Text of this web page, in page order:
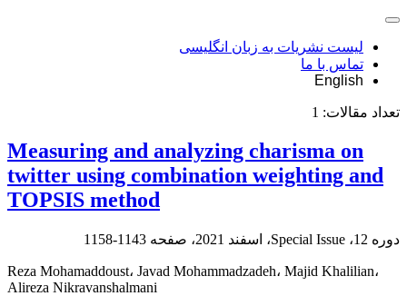
لیست نشریات به زبان انگلیسی
تماس با ما
English
تعداد مقالات: 1
Measuring and analyzing charisma on
twitter using combination weighting and
TOPSIS method
دوره 12، Special Issue، اسفند 2021، صفحه 1143-1158
Reza Mohamaddoust، Javad Mohammadzadeh، Majid Khalilian،
Alireza Nikravanshalmani